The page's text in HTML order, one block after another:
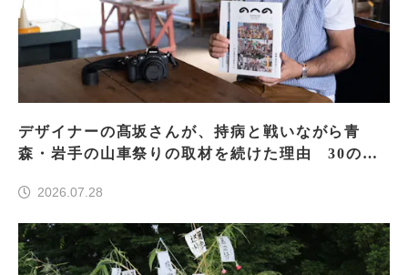
デザイナーの髙坂さんが、持病と戦いながら青
森・岩手の山車祭りの取材を続けた理由 30の山
2026.07.28